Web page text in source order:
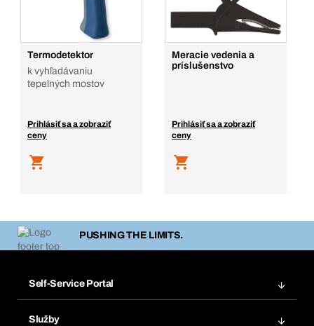
Termodetektor
k vyhľadávaniu
tepelných mostov
Prihlásiť sa a zobraziť
ceny
Meracie vedenia a
príslušenstvo
Prihlásiť sa a zobraziť
ceny
PUSHING THE LIMITS.
Self-Service Portal
Služby